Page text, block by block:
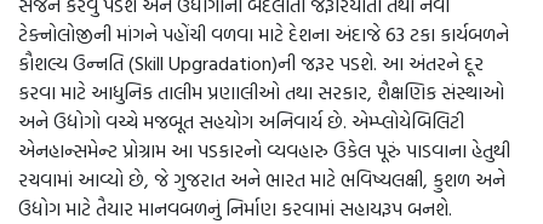
ટેક્નોલોજીની માંગને પહોંચી વળવા માટે દેશના અંદાજે 63 ટકા કાર્યબળને
કૌશલ્ય ઉન્નતિ (Skill Upgradation)ની જરૂર પડશે. આ અંતરને દૂર
કરવા માટે આધુનિક તાલીમ પ્રણાલીઓ તથા સરકાર, શૈક્ષણિક સંસ્થાઓ
અને ઉદ્યોગો વચ્ચે મજબૂત સહયોગ અનિવાર્ય છે. એમ્પ્લોયેબિલિટી
એનહાન્સમેન્ટ પ્રોગ્રામ આ પડકારનો વ્યવહારુ ઉકેલ પૂરું પાડવાના હેતુથી
રચવામાં આવ્યો છે, જે ગુજરાત અને ભારત માટે ભવિષ્યલક્ષી, કુશળ અને
ઉદ્યોગ માટે તૈયાર માનવબળનું નિર્માણ કરવામાં સહાયરૂપ બનશે.